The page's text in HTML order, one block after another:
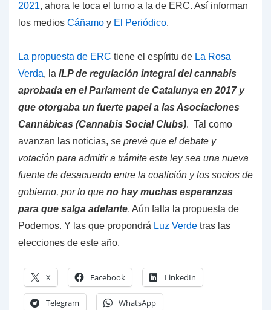
2021, ahora le toca el turno a la de ERC. Así informan
los medios Cáñamo y El Periódico.
La propuesta de ERC tiene el espíritu de La Rosa
Verda, la ILP de regulación integral del cannabis
aprobada en el Parlament de Catalunya en 2017 y
que otorgaba un fuerte papel a las Asociaciones
Cannábicas (Cannabis Social Clubs). Tal como
avanzan las noticias, se prevé que el debate y
votación para admitir a trámite esta ley sea una nueva
fuente de desacuerdo entre la coalición y los socios de
gobierno, por lo que no hay muchas esperanzas
para que salga adelante. Aún falta la propuesta de
Podemos. Y las que propondrá Luz Verde tras las
elecciones de este año.
X Facebook LinkedIn
Telegram WhatsApp